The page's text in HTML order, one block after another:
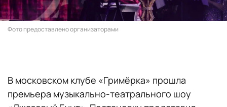
Фото предоставлено организаторами
В московском клубе «Гримёрка» прошла
премьера музыкально-театрального шоу